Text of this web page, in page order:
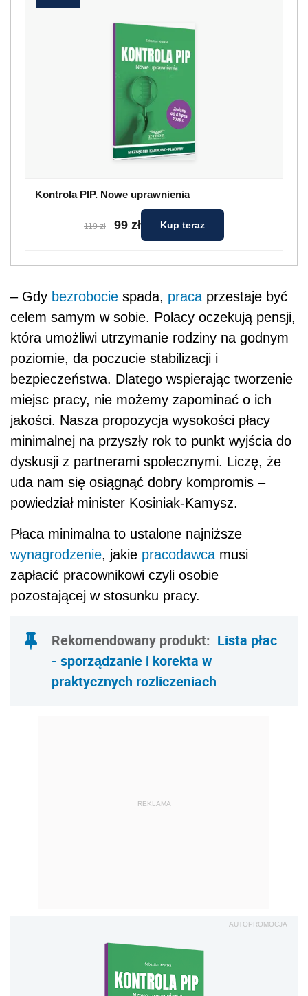
Kontrola PIP. Nowe uprawnienia
119 zł 99 zł Kup teraz
– Gdy bezrobocie spada, praca przestaje być
celem samym w sobie. Polacy oczekują pensji,
która umożliwi utrzymanie rodziny na godnym
poziomie, da poczucie stabilizacji i
bezpieczeństwa. Dlatego wspierając tworzenie
miejsc pracy, nie możemy zapominać o ich
jakości. Nasza propozycja wysokości płacy
minimalnej na przyszły rok to punkt wyjścia do
dyskusji z partnerami społecznymi. Liczę, że
uda nam się osiągnąć dobry kompromis –
powiedział minister Kosiniak-Kamysz.
Płaca minimalna to ustalone najniższe
wynagrodzenie, jakie pracodawca musi
zapłacić pracownikowi czyli osobie
pozostającej w stosunku pracy.
Rekomendowany produkt: Lista płac
- sporządzanie i korekta w
praktycznych rozliczeniach
REKLAMA
AUTOPROMOCJA